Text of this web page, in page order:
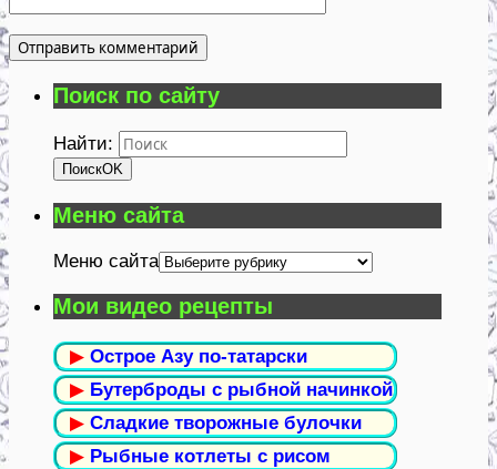
Поиск по сайту
Найти:
ПоискOK
Меню сайта
Меню сайта
Мои видео рецепты
▶ Острое Азу по-татарски
▶ Бутерброды с рыбной начинкой
▶ Сладкие творожные булочки
▶ Рыбные котлеты с рисом